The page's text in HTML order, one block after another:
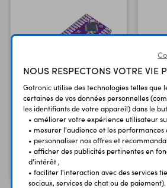
Carte ATmega328
Dasduino Core
10,75 € TTC
8,96 €
NOUS RESPECTONS VOTRE VIE
Gotronic utilise des technologies telles que
certaines de vos données personnelles
les identifiants de votre appareil) dans le
• améliorer votre expérience utilisateur
• mesurer l'audience et les performances
• personnaliser nos offres et
• afficher des publicités pertinentes en
d'intérêt ,
• faciliter l'interaction avec des services
sociaux, services de chat ou de paiement).